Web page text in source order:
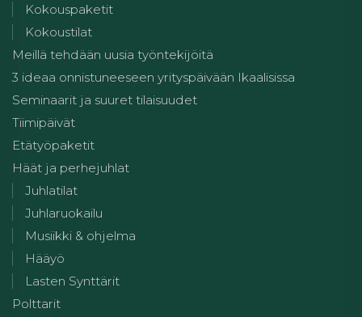
Kokouspaketit
Kokoustilat
Meillä tehdään uusia työntekijöitä
3 ideaa onnistuneeseen yrityspäivään Ikaalisissa
Seminaarit ja suuret tilaisuudet
Tiimipäivät
Etätyöpaketit
Häät ja perhejuhlat
Juhlatilat
Juhlaruokailu
Musiikki & ohjelma
Hääyö
Lasten Synttärit
Polttarit